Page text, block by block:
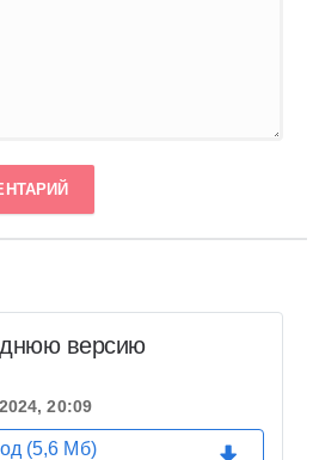
версию
20:09
(5,6 Мб)